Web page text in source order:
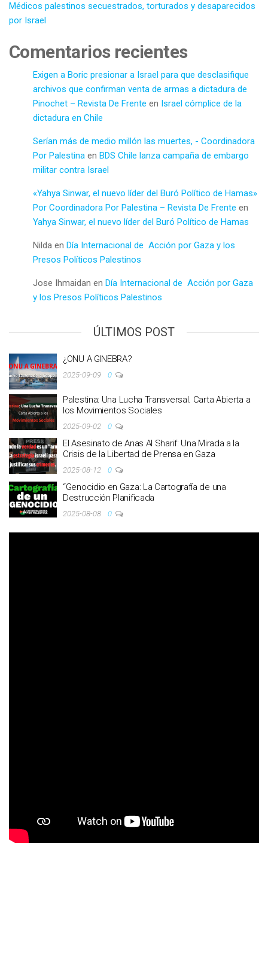
Médicos palestinos secuestrados, torturados y desaparecidos
por Israel
Comentarios recientes
Exigen a Boric presionar a Israel para que desclasifique
archivos que confirman venta de armas a dictadura de
Pinochet – Revista De Frente en Israel cómplice de la
dictadura en Chile
Serían más de medio millón las muertes, - Coordinadora
Por Palestina en BDS Chile lanza campaña de embargo
militar contra Israel
«Yahya Sinwar, el nuevo líder del Buró Político de Hamas»
Por Coordinadora Por Palestina – Revista De Frente en
Yahya Sinwar, el nuevo líder del Buró Político de Hamas
Nilda en Día Internacional de Acción por Gaza y los
Presos Políticos Palestinos
Jose Ihmaidan en Día Internacional de Acción por Gaza
y los Presos Políticos Palestinos
ÚLTIMOS POST
¿ONU A GINEBRA?
2025-09-09 0
Palestina: Una Lucha Transversal. Carta Abierta a
los Movimientos Sociales
2025-09-02 0
El Asesinato de Anas Al Sharif: Una Mirada a la
Crisis de la Libertad de Prensa en Gaza
2025-08-12 0
“Genocidio en Gaza: La Cartografía de una
Destrucción Planificada
2025-08-08 0